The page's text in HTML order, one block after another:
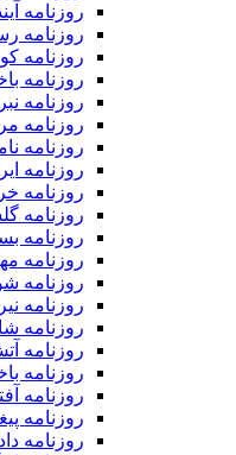
روزنامه
روزنامه
روزنامه
روزنامه
روزنامه
روزنامه
روزنامه
روزنامه
روزنامه
روزنامه
روزنامه
روزنامه
روزنامه
روزنامه
روزنامه
روزنامه
روزنامه
روزنامه
روزنامه
روزنامه داد